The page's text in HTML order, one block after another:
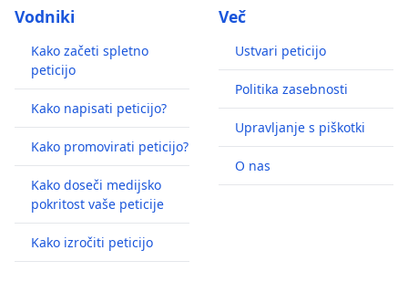
Vodniki
Kako začeti spletno
peticijo
Kako napisati peticijo?
Kako promovirati peticijo?
Kako doseči medijsko
pokritost vaše peticije
Kako izročiti peticijo
Več
Ustvari peticijo
Politika zasebnosti
Upravljanje s piškotki
O nas